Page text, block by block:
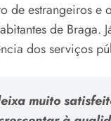
de estrangeiros e
de Braga.
dos serviços
muito